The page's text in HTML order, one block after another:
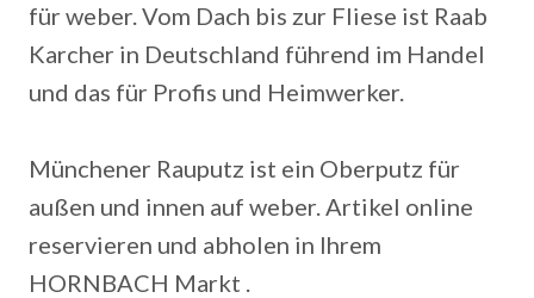
für weber. Vom Dach bis zur Fliese ist Raab
Karcher in Deutschland führend im Handel
und das für Profis und Heimwerker.
Münchener Rauputz ist ein Oberputz für
außen und innen auf weber. Artikel online
reservieren und abholen in Ihrem
HORNBACH Markt .